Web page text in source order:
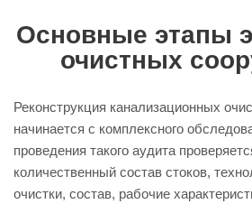
Основные этапы
очистных
Реконструкция канализационных
начинается с комплексного
проведения такого аудита
количественный состав стоков,
очистки, состав, рабочие